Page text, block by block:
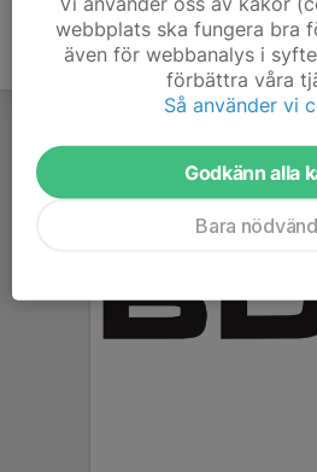
webbplats ska fungera bra
även för webbanalys i
förbättra våra
Så använder vi
Godkänn alla
Bara